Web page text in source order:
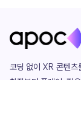
코딩 없이 XR 콘텐츠
창작부터 플레이, 필